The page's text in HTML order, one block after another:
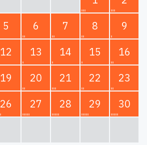
5 6 7 8
9
12 13 14 15
16
19 20 21 22
23
26 27 28 29
30